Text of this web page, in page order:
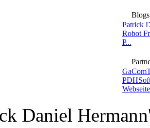
Blogs
Patrick
Robot
P...
Daniel